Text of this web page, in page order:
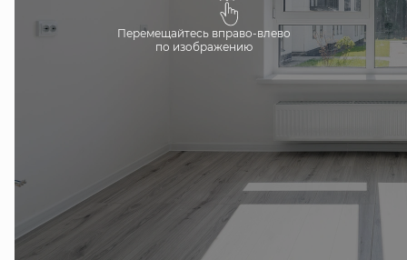
Перемещайтесь вправо-влево
по изображению